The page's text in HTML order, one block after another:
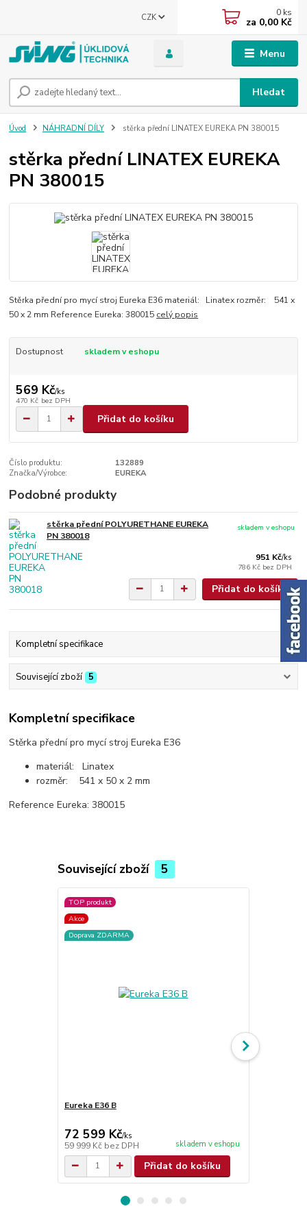
Menu
CZK
Hledat
0 ks
za 0,00 Kč
Úvod NÁHRADNÍ DÍLY stěrka přední LINATEX EUREKA PN 380015
stěrka přední LINATEX EUREKA
PN 380015
Stěrka přední pro mycí stroj Eureka E36 materiál: Linatex rozměr: 541 x
50 x 2 mm Reference Eureka: 380015 celý popis
Dostupnost skladem v eshopu
569 Kč/ks
470 Kč bez DPH
Přidat do košíku
Číslo produktu:
132889
Značka/Výrobce:
EUREKA
Podobné produkty
stěrka přední POLYURETHANE EUREKA
PN 380018
951 Kč/ks
786 Kč bez DPH
skladem v eshopu
Přidat do košíku
Kompletní specifikace
Související zboží 5
Kompletní specifikace
Stěrka přední pro mycí stroj Eureka E36
materiál: Linatex
rozměr: 541 x 50 x 2 mm
Reference Eureka: 380015
Související zboží 5
TOP produkt
Akce
Doprava ZDARMA
Eureka E36 B
72 599 Kč/ks
59 999 Kč bez DPH skladem v eshopu
Přidat do košíku